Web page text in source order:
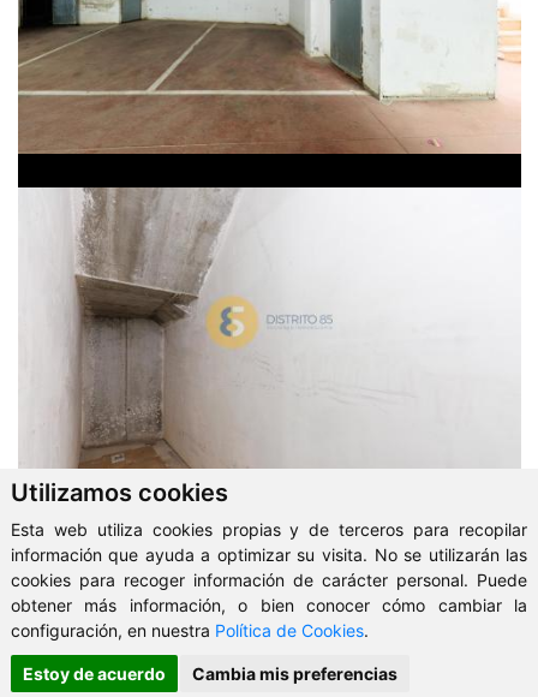
Utilizamos cookies
Esta web utiliza cookies propias y de terceros para recopilar
información que ayuda a optimizar su visita. No se utilizarán las
cookies para recoger información de carácter personal. Puede
obtener más información, o bien conocer cómo cambiar la
configuración, en nuestra Política de Cookies.
Estoy de acuerdo Cambia mis preferencias